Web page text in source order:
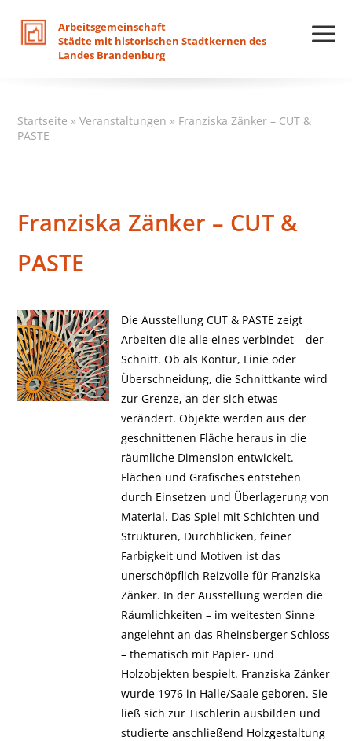
Arbeitsgemeinschaft
Städte mit historischen Stadtkernen des
Landes Brandenburg
Startseite »Veranstaltungen » Franziska Zänker – CUT &
PASTE
Franziska Zänker – CUT &
PASTE
Die Ausstellung CUT & PASTE zeigt
Arbeiten die alle eines verbindet – der
Schnitt. Ob als Kontur, Linie oder
Überschneidung, die Schnittkante wird
zur Grenze, an der sich etwas
verändert. Objekte werden aus der
geschnittenen Fläche heraus in die
räumliche Dimension entwickelt.
Flächen und Grafisches entstehen
durch Einsetzen und Überlagerung von
Material. Das Spiel mit Schichten und
Strukturen, Durchblicken, feiner
Farbigkeit und Motiven ist das
unerschöpflich Reizvolle für Franziska
Zänker. In der Ausstellung werden die
Räumlichkeiten – im weitesten Sinne
angelehnt an das Rheinsberger Schloss
– thematisch mit Papier- und
Holzobjekten bespielt. Franziska Zänker
wurde 1976 in Halle/Saale geboren. Sie
ließ sich zur Tischlerin ausbilden und
studierte anschließend Holzgestaltung